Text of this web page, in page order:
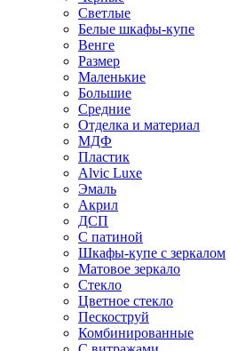
Светлые
Белые шкафы-купе
Венге
Размер
Маленькие
Большие
Средние
Отделка и материал
МДФ
Пластик
Alvic Luxe
Эмаль
Акрил
ДСП
С патиной
Шкафы-купе с зеркалом
Матовое зеркало
Стекло
Цветное стекло
Пескоструй
Комбинированные